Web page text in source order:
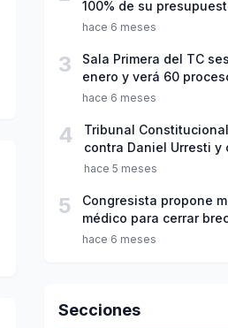
100% de su
hace 6 meses
3
Sala Primera del TC
enero y verá 60
hace 6 meses
4
Tribunal
contra Daniel Urresti y
hace 5 meses
5
Congresista propone
médico para cerrar
hace 6 meses
Secciones